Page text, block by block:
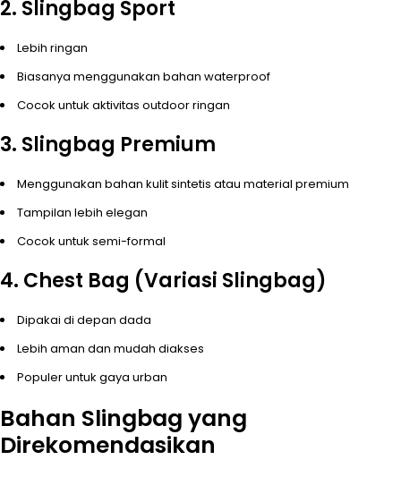
2. Slingbag Sport
Lebih ringan
Biasanya menggunakan bahan waterproof
Cocok untuk aktivitas outdoor ringan
3. Slingbag Premium
Menggunakan bahan kulit sintetis atau material premium
Tampilan lebih elegan
Cocok untuk semi-formal
4. Chest Bag (Variasi Slingbag)
Dipakai di depan dada
Lebih aman dan mudah diakses
Populer untuk gaya urban
Bahan Slingbag yang
Direkomendasikan